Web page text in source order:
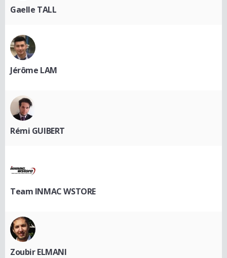
Gaelle TALL
Jérôme LAM
Rémi GUIBERT
Team INMAC WSTORE
Zoubir ELMANI